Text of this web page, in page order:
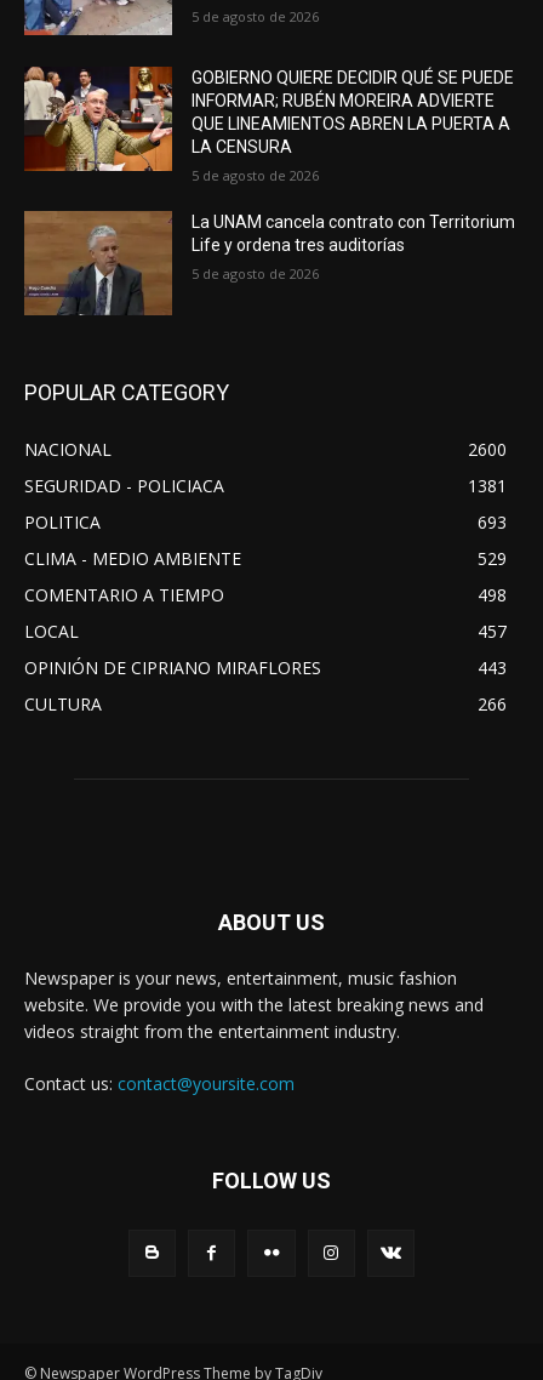
5 de agosto de 2026
GOBIERNO QUIERE DECIDIR QUÉ SE PUEDE
INFORMAR; RUBÉN MOREIRA ADVIERTE
QUE LINEAMIENTOS ABREN LA PUERTA A
LA CENSURA
5 de agosto de 2026
La UNAM cancela contrato con Territorium
Life y ordena tres auditorías
5 de agosto de 2026
POPULAR CATEGORY
NACIONAL
2600
SEGURIDAD - POLICIACA
1381
POLITICA
693
CLIMA - MEDIO AMBIENTE
529
COMENTARIO A TIEMPO
498
LOCAL
457
OPINIÓN DE CIPRIANO MIRAFLORES
443
CULTURA
266
ABOUT US
Newspaper is your news, entertainment, music fashion
website. We provide you with the latest breaking news and
videos straight from the entertainment industry.
Contact us: contact@yoursite.com
FOLLOW US
© Newspaper WordPress Theme by TagDiv